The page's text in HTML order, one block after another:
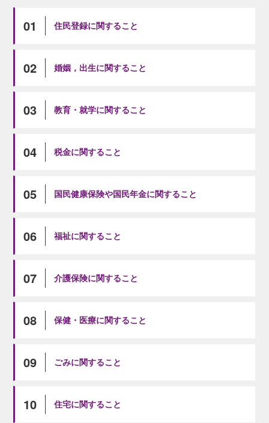
01 住民登録に関すること
02 婚姻，出生に関すること
03 教育・就学に関すること
04 税金に関すること
05 国民健康保険や国民年金に関すること
06 福祉に関すること
07 介護保険に関すること
08 保健・医療に関すること
09 ごみに関すること
10 住宅に関すること